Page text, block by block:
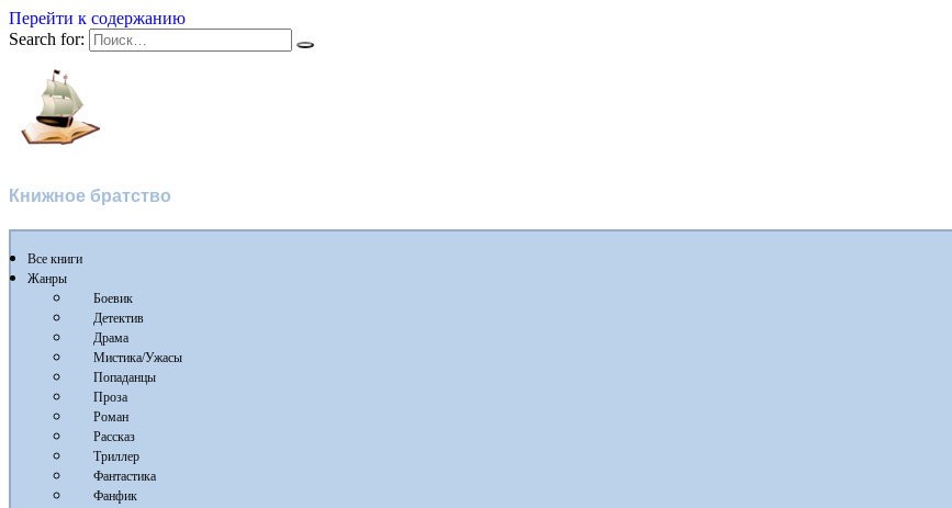
Перейти к содержанию
Search for:
Книжное братство
Все книги
Жанры
Боевик
Детектив
Драма
Мистика/Ужасы
Попаданцы
Проза
Роман
Рассказ
Триллер
Фантастика
Фанфик